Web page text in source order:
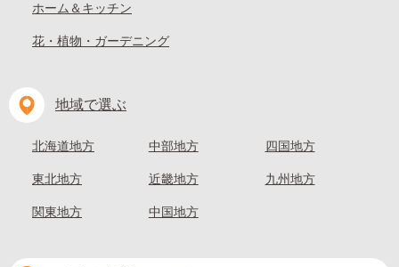
ホーム＆キッチン
花・植物・ガーデニング
地域で選ぶ
北海道地方
東北地方
関東地方
中部地方
近畿地方
中国地方
四国地方
九州地方